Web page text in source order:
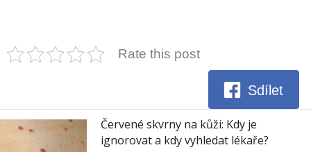
Rate this post
Sdílet
Červené skvrny na kůži: Kdy je
ignorovat a kdy vyhledat lékaře?